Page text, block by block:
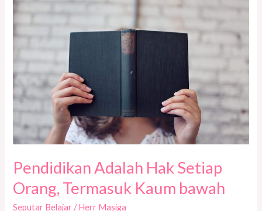
Pendidikan Adalah Hak Setiap
Orang, Termasuk Kaum bawah
Seputar Belajar /Herr Masiga
Termasuk
Kaum
bawah